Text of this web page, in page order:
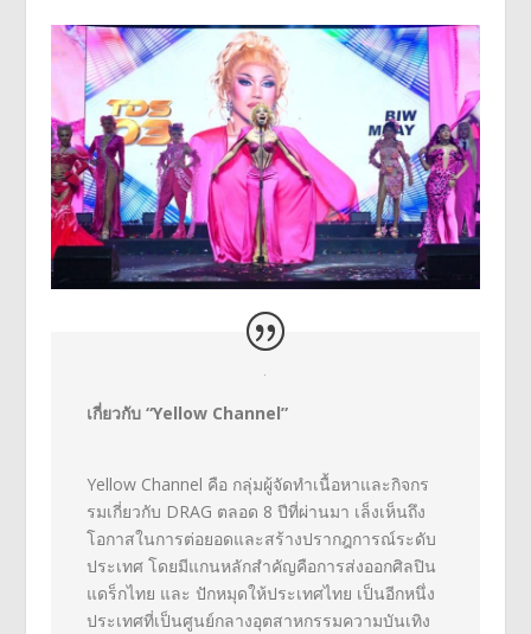
เกี่ยวกับ “Yellow Channel”
Yellow Channel คือ กลุ่มผู้จัดทำเนื้อหาและกิจกร
รมเกี่ยวกับ DRAG ตลอด 8 ปีที่ผ่านมา เล็งเห็นถึง
โอกาสในการต่อยอดและสร้างปรากฎการณ์ระดับ
ประเทศ โดยมีแกนหลักสำคัญคือการส่งออกศิลปิน
แดร็กไทย และ ปักหมุดให้ประเทศไทย เป็นอีกหนึ่ง
ประเทศที่เป็นศูนย์กลางอุตสาหกรรมความบันเทิง